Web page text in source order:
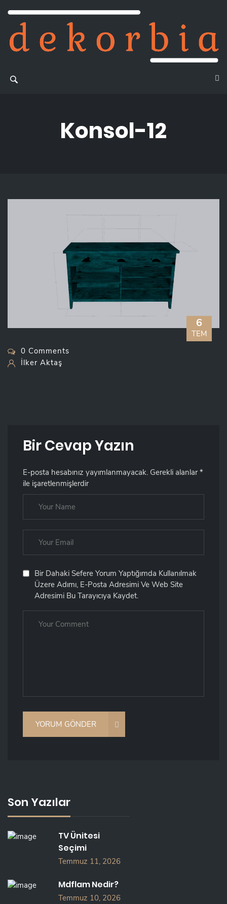
Konsol-12
6
TEM
0 Comments
İlker Aktaş
Bir Cevap Yazın
E-posta hesabınız yayımlanmayacak. Gerekli alanlar*
ile işaretlenmişlerdir
Bir Dahaki Sefere Yorum Yaptığımda Kullanılmak
Üzere Adımı, E-Posta Adresimi Ve Web Site
Adresimi Bu Tarayıcıya Kaydet.
Son Yazılar
TV Ünitesi
Seçimi
Temmuz 11, 2026
Mdflam Nedir?
Temmuz 10, 2026